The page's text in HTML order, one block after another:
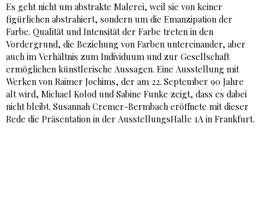
Es geht nicht um abstrakte Malerei, weil sie von keiner
figürlichen abstrahiert, sondern um die Emanzipation der
Farbe. Qualität und Intensität der Farbe treten in den
Vordergrund, die Beziehung von Farben untereinander, aber
auch im Verhältnis zum Individuum und zur Gesellschaft
ermöglichen künstlerische Aussagen. Eine Ausstellung mit
Werken von Raimer Jochims, der am 22. September 90 Jahre
alt wird, Michael Kolod und Sabine Funke zeigt, dass es dabei
nicht bleibt. Susannah Cremer-Bermbach eröffnete mit dieser
Rede die Präsentation in der AusstellungsHalle 1A in Frankfurt.